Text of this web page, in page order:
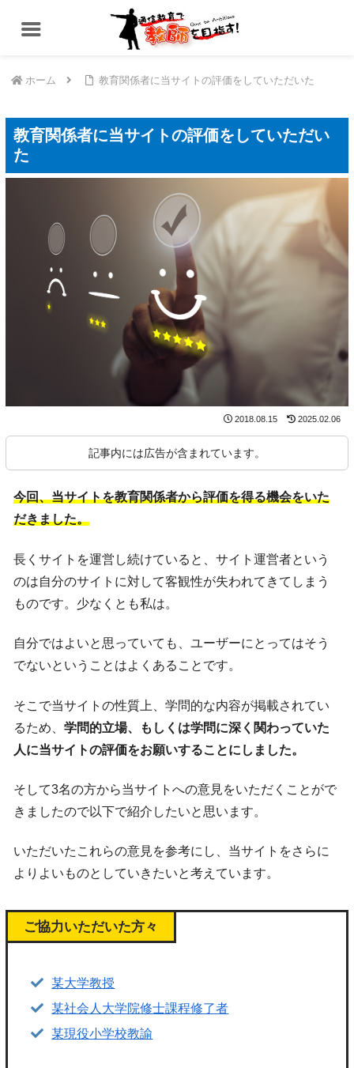
ホーム 教育関係者に当サイトの評価をしていただいた
教育関係者に当サイトの評価をしていただい
た
2018.08.15 2025.02.06
記事内には広告が含まれています。
今回、当サイトを教育関係者から評価を得る機会をいた
だきました。
長くサイトを運営し続けていると、サイト運営者という
のは自分のサイトに対して客観性が失われてきてしまう
ものです。少なくとも私は。
自分ではよいと思っていても、ユーザーにとってはそう
でないということはよくあることです。
そこで当サイトの性質上、学問的な内容が掲載されてい
るため、学問的立場、もしくは学問に深く関わっていた
人に当サイトの評価をお願いすることにしました。
そして3名の方から当サイトへの意見をいただくことがで
きましたので以下で紹介したいと思います。
いただいたこれらの意見を参考にし、当サイトをさらに
よりよいものとしていきたいと考えています。
ご協力いただいた方々
某大学教授
某社会人大学院修士課程修了者
某現役小学校教諭